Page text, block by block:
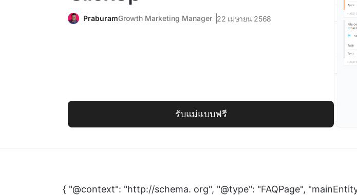
PraburamGrowth Marketing Manager 22 เมษายน 2568
รับแม่แบบฟรี
{ "@context": "http://schema. org", "@type": "FAQPage",